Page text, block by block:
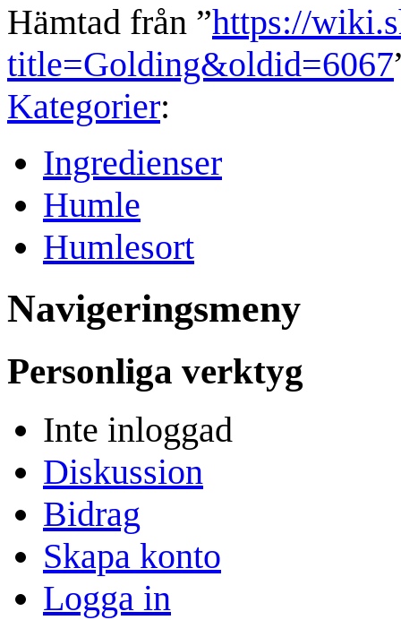
Hämtad från ”https://
title=Golding&oldid=6067
Kategorier:
Ingredienser
Humle
Humlesort
Navigeringsmeny
Personliga verktyg
Inte inloggad
Diskussion
Bidrag
Skapa konto
Logga in